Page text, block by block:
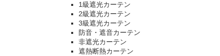
1級遮光カーテン
2級遮光カーテン
3級遮光カーテン
防音・遮音カーテン
非遮光カーテン
遮熱断熱カーテン